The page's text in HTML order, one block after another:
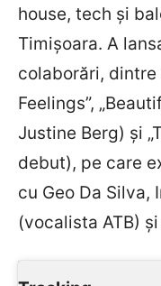
house, tech şi
Timişoara. A
colaborări, dintre
Feelings”,
Justine Berg) şi
debut), pe care
cu Geo Da Silva,
(vocalista ATB)